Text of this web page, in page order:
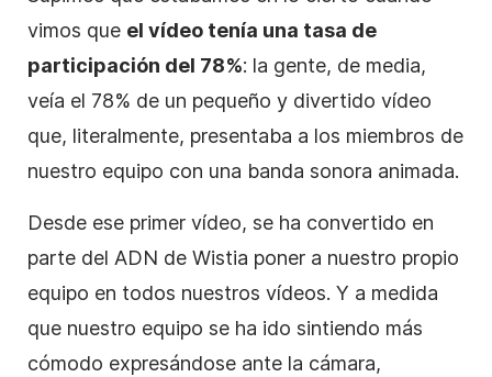
vimos que el vídeo tenía una tasa de
participación del 78%: la gente, de media,
veía el 78% de un pequeño y divertido vídeo
que, literalmente, presentaba a los miembros de
nuestro equipo con una banda sonora animada.
Desde ese primer vídeo, se ha convertido en
parte del ADN de Wistia poner a nuestro propio
equipo en todos nuestros vídeos. Y a medida
que nuestro equipo se ha ido sintiendo más
cómodo expresándose ante la cámara,